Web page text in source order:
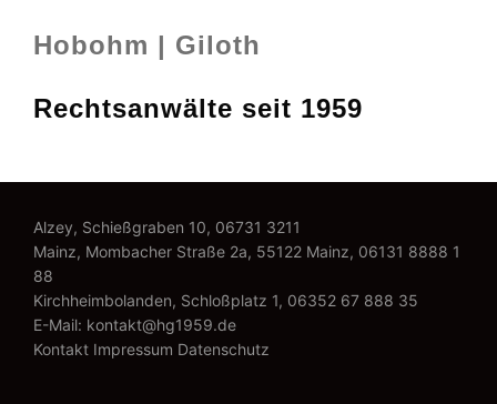
Hobohm | Giloth
Rechtsanwälte seit 1959
Alzey, Schießgraben 10, 06731 3211
Mainz, Mombacher Straße 2a, 55122 Mainz, 06131 8888 1
88
Kirchheimbolanden, Schloßplatz 1, 06352 67 888 35
E-Mail: kontakt@hg1959.de
Kontakt Impressum Datenschutz